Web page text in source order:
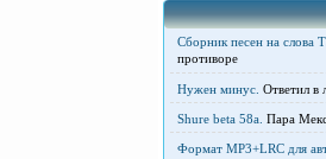
Сборник песен на слова
противоре
Нужен минус. Ответил в
Shure beta 58а. Пара
Формат MP3+LRC для